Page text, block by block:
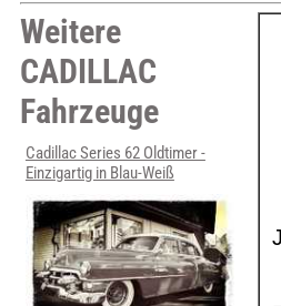
Weitere
CADILLAC
Fahrzeuge
Cadillac Series 62 Oldtimer -
Einzigartig in Blau-Weiß